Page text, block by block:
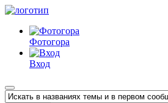
Фотогора
Вход